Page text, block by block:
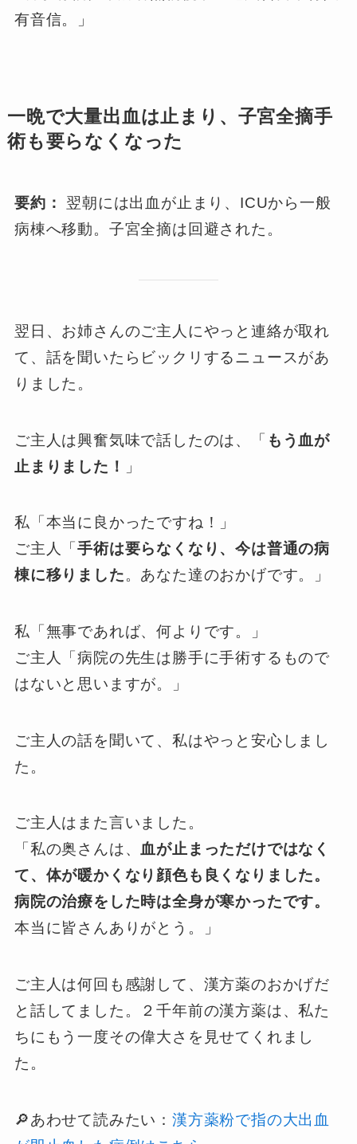
有音信。」
一晩で大量出血は止まり、子宮全摘手
術も要らなくなった
要約：
翌朝には出血が止まり、ICUから一般
病棟へ移動。子宮全摘は回避された。
翌日、お姉さんのご主人にやっと連絡が取れ
て、話を聞いたらビックリするニュースがあ
りました。
ご主人は興奮気味で話したのは、「 もう血が
止まりました！
」
私「本当に良かったですね！」
ご主人「手術は要らなくなり、今は普通の病
棟に移りました。あなた達のおかげです。」
私「無事であれば、何よりです。」
ご主人「病院の先生は勝手に手術するもので
はないと思いますが。」
ご主人の話を聞いて、私はやっと安心しまし
た。
ご主人はまた言いました。
「私の奥さんは、血が止まっただけではなく
て、体が暖かくなり顔色も良くなりました。
病院の治療をした時は全身が寒かったです。
本当に皆さんありがとう。」
ご主人は何回も感謝して、漢方薬のおかげだ
と話してました。２千年前の漢方薬は、私た
ちにもう一度その偉大さを見せてくれまし
た。
🔎あわせて読みたい： 漢方薬粉で指の大出血